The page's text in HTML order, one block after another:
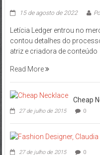
15 de agosto de 2022
Letícia Ledger entrou no
contou detalhes do
atriz e criadora de conteúdo
Read More
Cheap
27 de julho de 2015 0
27 de julho de 2015 0